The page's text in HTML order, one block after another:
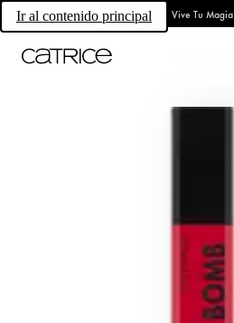
Ir al contenido principal Vive Tu Magia